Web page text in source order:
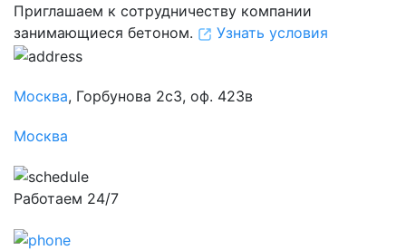
Приглашаем к сотрудничеству компании
занимающиеся бетоном.
Узнать условия
Москва, Горбунова 2с3, оф. 423в
Москва
Работаем 24/7